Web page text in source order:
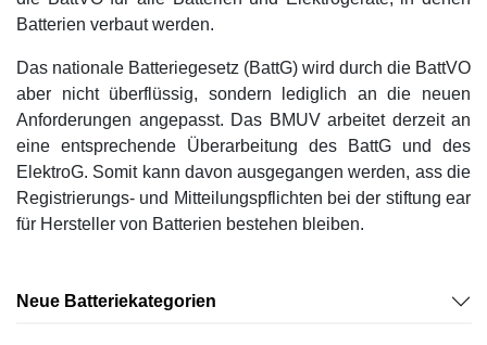
Batterien verbaut werden.
Das nationale Batteriegesetz (BattG) wird durch die BattVO
aber nicht überflüssig, sondern lediglich an die neuen
Anforderungen angepasst. Das BMUV arbeitet derzeit an
eine entsprechende Überarbeitung des BattG und des
ElektroG. Somit kann davon ausgegangen werden, ass die
Registrierungs- und Mitteilungspflichten bei der stiftung ear
für Hersteller von Batterien bestehen bleiben.
Neue Batteriekategorien